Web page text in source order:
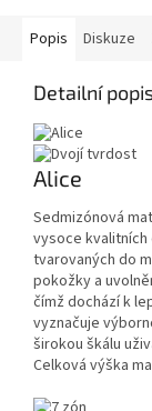
Popis Diskuze
Detailní
Alice
Sedmizónová
vysoce kvalitních
tvarovaných do
pokožky a
čímž dochází k
vyznačuje
širokou škálu
Celková výška